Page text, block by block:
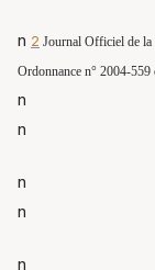
n 2 Journal Officiel de la
Ordonnance n° 2004-
n
n
n
n
n